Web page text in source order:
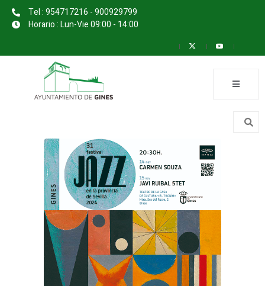
Tel : 954717216 - 900929799
Horario : Lun-Vie 09:00 - 14:00